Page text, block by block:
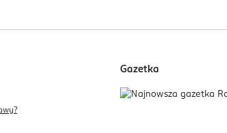
Gazetka